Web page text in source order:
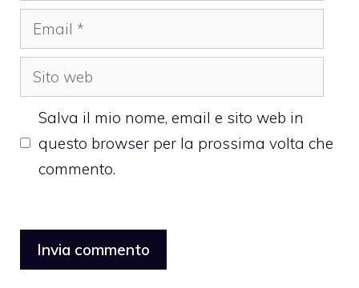
Email
Sito
web
Salva il mio nome, email e sito web in
questo browser per la prossima volta che
commento.